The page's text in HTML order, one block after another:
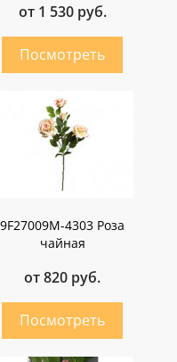
от 1 530 руб.
9F27009M-4303 Роза
чайная
от 820 руб.